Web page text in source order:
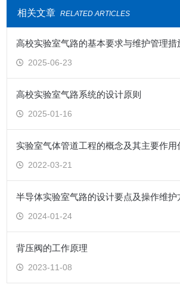
相关文章 RELATED ARTICLES
高校实验室气路的基本要求与维护管理措
2025-06-23
高校实验室气路系统的设计原则
2025-01-16
实验室气体管道工程的概念及其主要作用
2022-03-21
半导体实验室气路的设计要点及操作维护
2024-01-24
背压阀的工作原理
2023-11-08